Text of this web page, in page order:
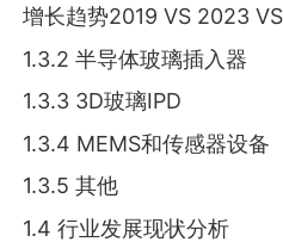
增长趋势2019 VS 2023
1.3.2 半导体玻璃插入器
1.3.3 3D玻璃IPD
1.3.4 MEMS和传感器设备
1.3.5 其他
1.4 行业发展现状分析